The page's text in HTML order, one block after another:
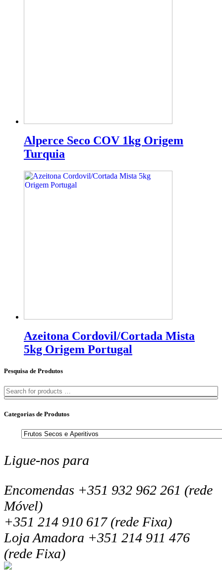
Alperce Seco COV 1kg Origem
Turquia
Azeitona Cordovil/Cortada Mista
5kg Origem Portugal
Pesquisa de Produtos
Categorias de Produtos
Ligue-nos para
Encomendas +351 932 962 261 (rede
Móvel)
+351 214 910 617 (rede Fixa)
Loja Amadora +351 214 911 476
(rede Fixa)